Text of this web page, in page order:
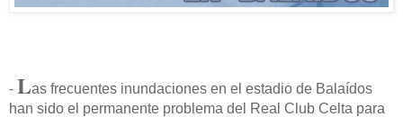
- Las frecuentes inundaciones en el estadio de Balaídos
han sido el permanente problema del Real Club Celta para